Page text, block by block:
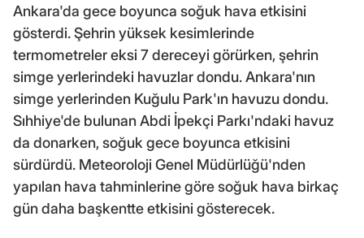
Ankara'da gece boyunca soğuk hava etkisini
gösterdi. Şehrin yüksek kesimlerinde
termometreler eksi 7 dereceyi görürken, şehrin
simge yerlerindeki havuzlar dondu. Ankara'nın
simge yerlerinden Kuğulu Park'ın havuzu dondu.
Sıhhiye'de bulunan Abdi İpekçi Parkı'ndaki havuz
da donarken, soğuk gece boyunca etkisini
sürdürdü. Meteoroloji Genel Müdürlüğü'nden
yapılan hava tahminlerine göre soğuk hava birkaç
gün daha başkentte etkisini gösterecek.